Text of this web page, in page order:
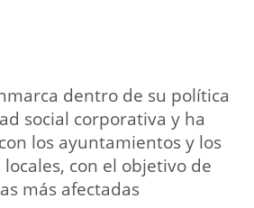
dentro de su política
social corporativa y ha
los ayuntamientos y los
locales, con el objetivo de
más afectadas